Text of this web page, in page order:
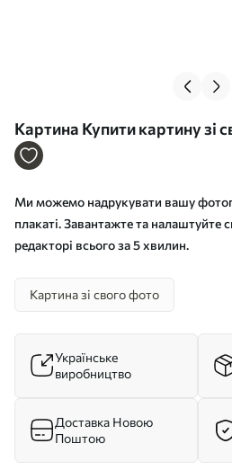
Картина Купити картину зі
s33176
Ми можемо надрукувати вашу
плакаті. Завантажте та
редакторі всього за 5 хвилин.
Картина зі свого фото
Українське
виробництво
Доставка Новою
Поштою